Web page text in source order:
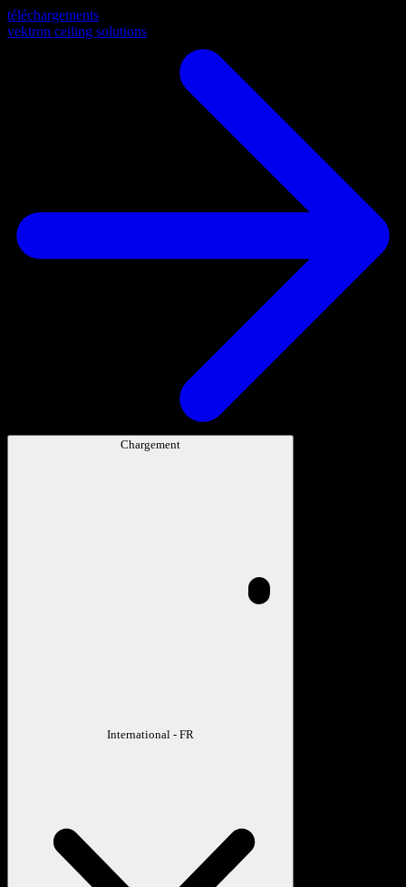
téléchargements
vektron ceiling solutions
Chargement
International - FR